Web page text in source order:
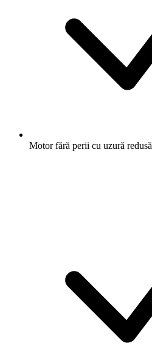
Motor fără perii cu uzură redusă